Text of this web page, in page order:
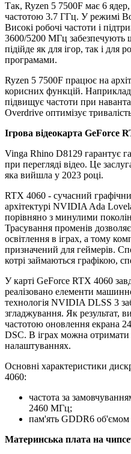
Так, Ryzen 5 7500F має 6
частотою 3.7 ГГц. У режимі
Високі робочі частоти і
3600/5200 МГц забезпечують
підійде як для ігор, так і для
програмами.
Ryzen 5 7500F працює на
корисних функцій.
підвищує частоти при
Overdrive оптимізує
Ігрова відеокарта GeForce
Vinga Rhino D8129 гарантує
при перегляді відео. Це
яка вийшла у 2023 році.
RTX 4060 - сучасний
архітектурі NVIDIA Ada
порівняно з минулими
Трасування променів
освітлення в іграх, а тому
призначений для геймерів.
котрі займаються графікою,
У карті GeForce RTX 4060
реалізовано елементи
технологія NVIDIA DLSS 3
згладжування. Як результат,
частотою оновлення екрана
DSC. В іграх можна отримати
налаштуваннях.
Основні характеристики
4060:
частота за
2460 МГц;
пам'ять GDDR6 об'ємом
Материнська плата на